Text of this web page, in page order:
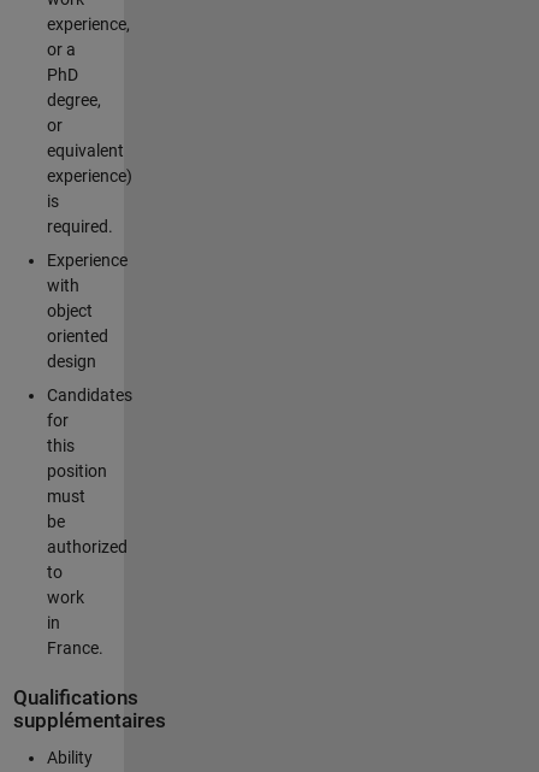
experience,
or a
PhD
degree,
or
equivalent
experience)
is
required.
Experience
with
object
oriented
design
Candidates
for
this
position
must
be
authorized
to
work
in
France.
Qualifications
supplémentaires
Ability